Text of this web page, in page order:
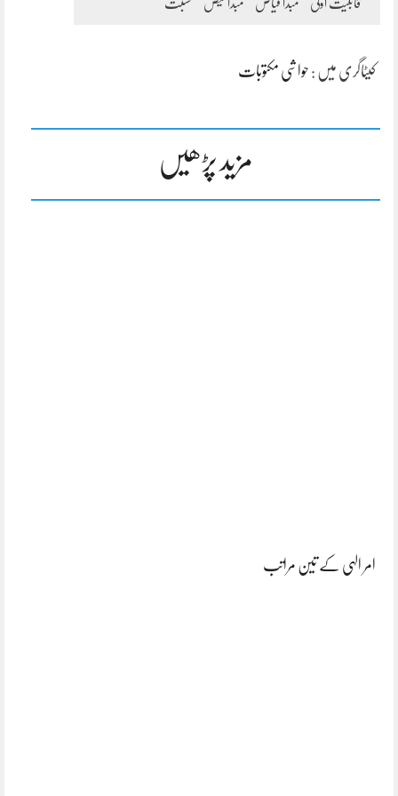
قابلیت اولیٰ
مبدا فیاض مبدا فیض نسبت
کیٹاگری میں : حواشی مکتوبات
مزید پڑھیں
امر الہی کے تین مراتب